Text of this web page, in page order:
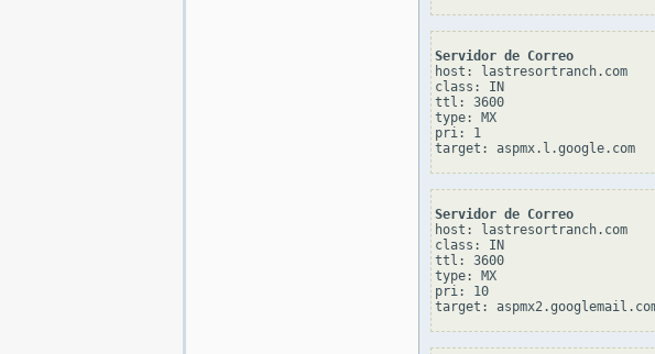
Servidor de Correo
host: lastresortranch.com
class: IN
ttl: 3600
type: MX
pri: 1
target: aspmx.l.google.com
Servidor de Correo
host: lastresortranch.com
class: IN
ttl: 3600
type: MX
pri: 10